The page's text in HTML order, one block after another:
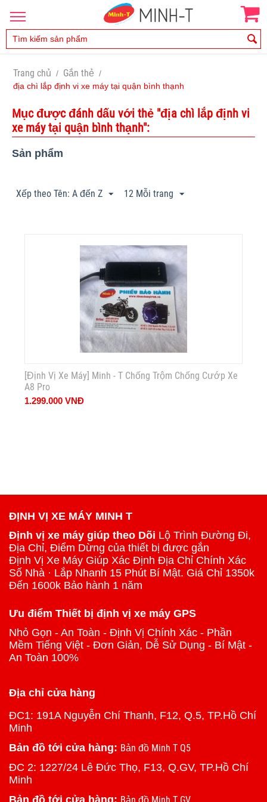
Trang chủ / Gắn thẻ /
địa chì lắp định vi xe máy tại quận bình thạnh
Mục được đánh dấu với thẻ "địa chì lắp định vi
xe máy tại quận bình thạnh":
Sản phẩm
Xếp theo Tên: A đến Z 12 Mỗi trang
[Định Vị Xe Máy] Minh - T Chống Trộm Chống Cướp Xe
A8 Pro
1.299.000 VNĐ
ĐỊNH VỊ XE MÁY MINH T
Định vị xe máy giúp theo Dõi Lộ Trình Đường Đi,
Địa Chỉ, Điểm Dừng của thiết bị được gắn
Định Vị Xe Máy Giúp Xác Định Địa Chỉ Chính Xác
Số Nhà · Lắp Nhanh 15 Phút Bí Mật. Giá Chỉ 1350k
Đến 1600k Bảo hành 1 năm
Ưu điểm Thiết bị định vị xe máy GPS
Nhỏ Gọn - An Toàn - Định Vị Chính Xác - Phần
Mềm Tiếng Việt - Đơn Giản, Dễ Sử Dụng - Bí Mật -
An Toàn 100%
Địa chỉ cửa hàng
ĐC1: 191A Nguyễn Chí Thanh, F12, Q.5, TP.Hồ Chí
Minh
Bản đồ tới cửa hàng: Bản đồ Minh T Q5
ĐC 2: 1227/24 Lê Đức Thọ, F13, Q.GV, TP.Hồ Chí
Minh
Bản đồ tới cửa hàng: